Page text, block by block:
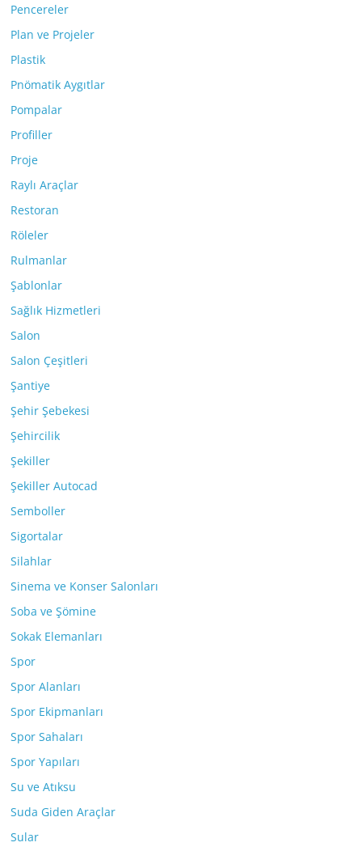
Pencereler
Plan ve Projeler
Plastik
Pnömatik Aygıtlar
Pompalar
Profiller
Proje
Raylı Araçlar
Restoran
Röleler
Rulmanlar
Şablonlar
Sağlık Hizmetleri
Salon
Salon Çeşitleri
Şantiye
Şehir Şebekesi
Şehircilik
Şekiller
Şekiller Autocad
Semboller
Sigortalar
Silahlar
Sinema ve Konser Salonları
Soba ve Şömine
Sokak Elemanları
Spor
Spor Alanları
Spor Ekipmanları
Spor Sahaları
Spor Yapıları
Su ve Atıksu
Suda Giden Araçlar
Sular